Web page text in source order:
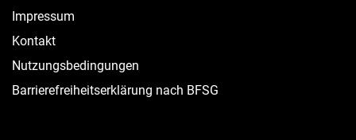
Impressum
Kontakt
Nutzungsbedingungen
Barrierefreiheitserklärung nach BFSG